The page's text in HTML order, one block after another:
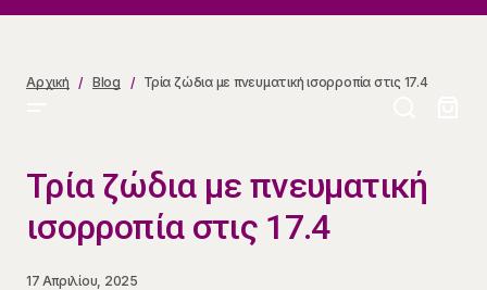
Αρχική Blog Τρία ζώδια με πνευματική ισορροπία στις 17.4
Τρία ζώδια με πνευματική
ισορροπία στις 17.4
17 Απριλίου, 2025